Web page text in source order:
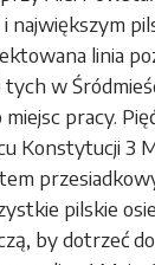
największym
linia
tych w
pracy.
Konstytucji 3
pilskie
by dotrzeć